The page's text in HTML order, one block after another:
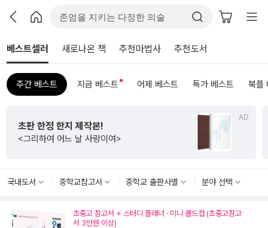
베스트셀러 새로나온 책 추천마법사 추천도서
주간 베스트 지금 베스트 어제 베스트 특가 베스트 북플
AD
수능까지 연결되는
초등 비문학 필독서
<초등 매3비>
국내도서 중학교참고서 중학교 출판사별 분야 선택
초중고 참고서 + 스터디 플래너 · 미니 콜드컵 (초중고참고
서 3만원 이상)